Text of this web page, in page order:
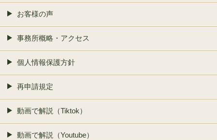
お客様の声
事務所概略・アクセス
個人情報保護方針
再申請規定
動画で解説（Tiktok）
動画で解説（Youtube）